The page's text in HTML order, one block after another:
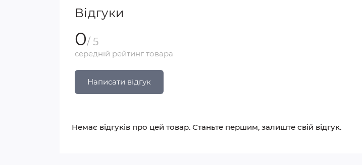
Відгуки
0/ 5
середній рейтинг товара
Написати відгук
Немає відгуків про цей товар. Станьте першим, залиште свій відгук.